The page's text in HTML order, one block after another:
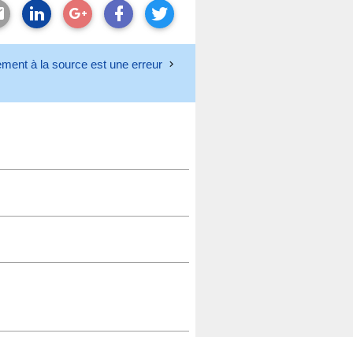
à la source est une erreur